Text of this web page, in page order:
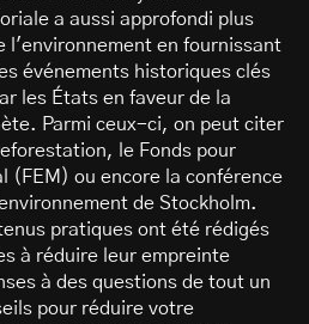
a aussi approfondi plus
l'environnement en fournissant
événements historiques clés
les États en faveur de la
Parmi ceux-ci, on peut citer
le Fonds pour
(FEM) ou encore la conférence
de Stockholm.
pratiques ont été rédigés
à réduire leur empreinte
à des questions de tout un
pour réduire votre